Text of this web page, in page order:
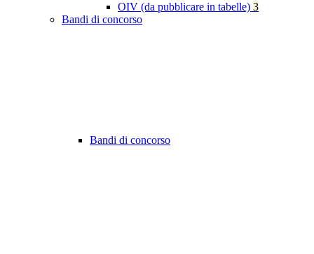
OIV (da pubblicare in tabelle) 3
Bandi di concorso
Bandi di concorso